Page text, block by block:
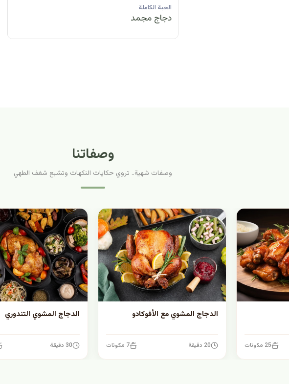
الحبة الكاملة
دجاج مبرد
وصفاتنا
وصفات شهية.. تروي حكايات النكهات وتشبع شغف الطهي
25 مكونات
الدجاج المشوي مع الأفوكادو
20 دقيقة 7 مكونات
الدجاج المشوي التندوري
30 دقيقة